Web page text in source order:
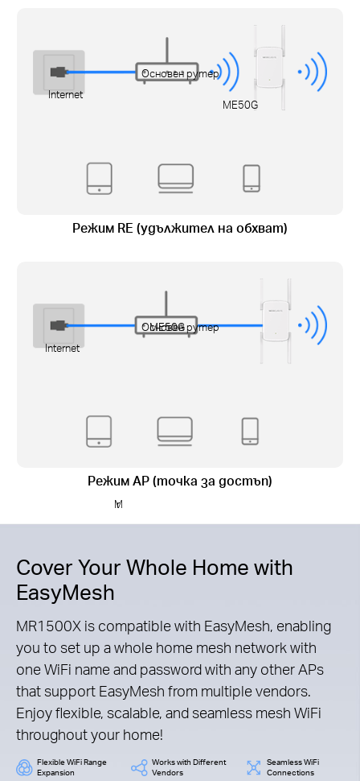
Internet
Основен рутер
ME50G
Режим RE (удължител на обхват)
Internet
M
Основен рутер
r
ME50G
Режим АР (точка за достъп)
Cover Your Whole Home with
EasyMesh
MR1500X is compatible with EasyMesh, enabling
you to set up a whole home mesh network with
one WiFi name and password with any other APs
that support EasyMesh from multiple vendors.
Enjoy flexible, scalable, and seamless mesh WiFi
throughout your home!
Flexible WiFi Range
Expansion
Works with Different
Vendors
Seamless WiFi
Connections